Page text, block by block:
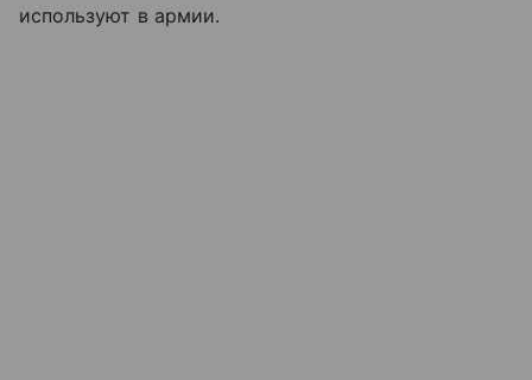
используют в армии.